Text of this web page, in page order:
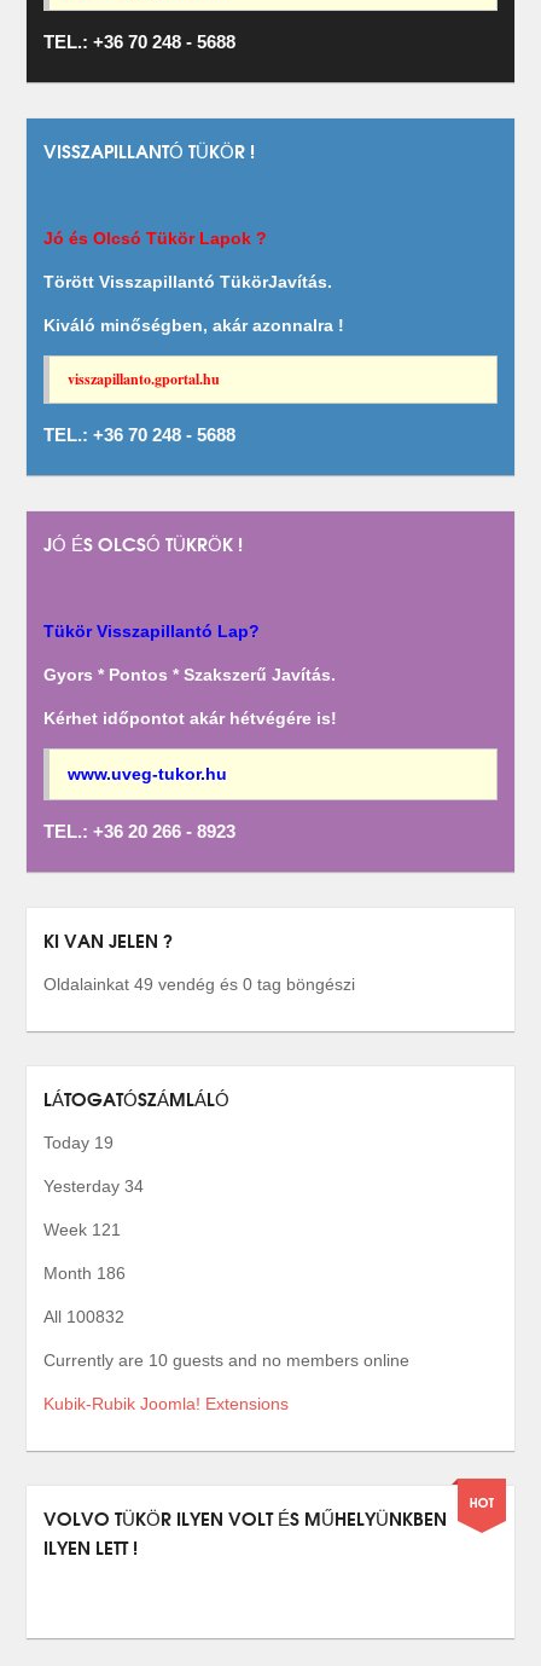
TEL.: +36 70 248 - 5688
VISSZAPILLANTÓ TÜKÖR !
Jó és Olcsó Tükör Lapok ?
Törött Visszapillantó TükörJavítás.
Kiváló minőségben, akár azonnalra !
visszapillanto.gportal.hu
TEL.: +36 70 248 - 5688
JÓ ÉS OLCSÓ TÜKRÖK !
Tükör Visszapillantó Lap?
Gyors * Pontos * Szakszerű Javítás.
Kérhet időpontot akár hétvégére is!
www.uveg-tukor.hu
TEL.: +36 20 266 - 8923
KI VAN JELEN ?
Oldalainkat 49 vendég és 0 tag böngészi
LÁTOGATÓSZÁMLÁLÓ
Today 19
Yesterday 34
Week 121
Month 186
All 100832
Currently are 10 guests and no members online
Kubik-Rubik Joomla! Extensions
VOLVO TÜKÖR ILYEN VOLT ÉS MŰHELYÜNKBEN
ILYEN LETT !